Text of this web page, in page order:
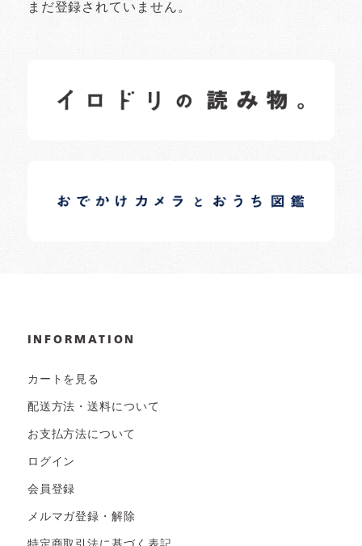
まだ登録されていません。
日常の様子など随時更新中です。
日常の様子など随時更新中です。
INFORMATION
カートを見る
配送方法・送料について
お支払方法について
ログイン
会員登録
メルマガ登録・解除